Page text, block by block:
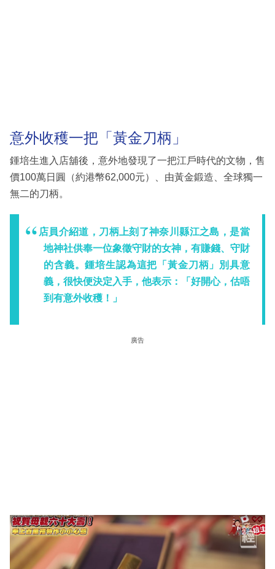
意外收穫一把「黃金刀柄」
鍾培生進入店舖後，意外地發現了一把江戶時代的文物，售
價100萬日圓（約港幣62,000元）、由黃金鍛造、全球獨一
無二的刀柄。
店員介紹道，刀柄上刻了神奈川縣江之島，是當
地神社供奉一位象徵守財的女神，有賺錢、守財
的含義。鍾培生認為這把「黃金刀柄」別具意
義，很快便決定入手，他表示：「好開心，估唔
到有意外收穫！」
廣告